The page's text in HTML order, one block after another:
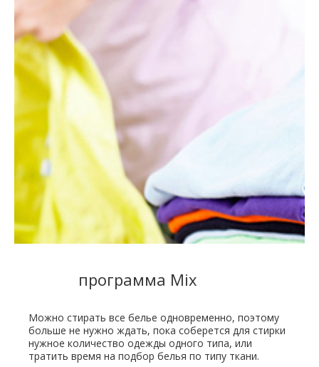
программа Mix
Можно стирать все белье одновременно, поэтому
больше не нужно ждать, пока соберется для стирки
нужное количество одежды одного типа, или
тратить время на подбор белья по типу ткани.